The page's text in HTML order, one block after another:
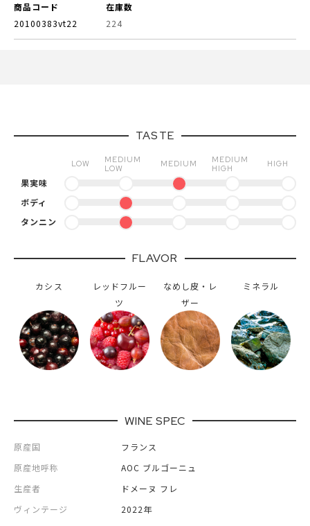
商品コード
20100383vt22
在庫数
224
TASTE
LOW
MEDIUM
LOW
MEDIUM
MEDIUM
HIGH
HIGH
果実味
ボディ
タンニン
FLAVOR
カシス
レッドフルー
ツ
なめし皮・レ
ザー
ミネラル
WINE SPEC
原産国
フランス
原産地呼称
AOC ブルゴーニュ
生産者
ドメーヌ フレ
ヴィンテージ
2022年